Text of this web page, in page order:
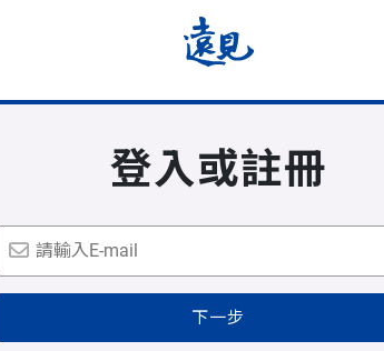
登入或註冊
下一步